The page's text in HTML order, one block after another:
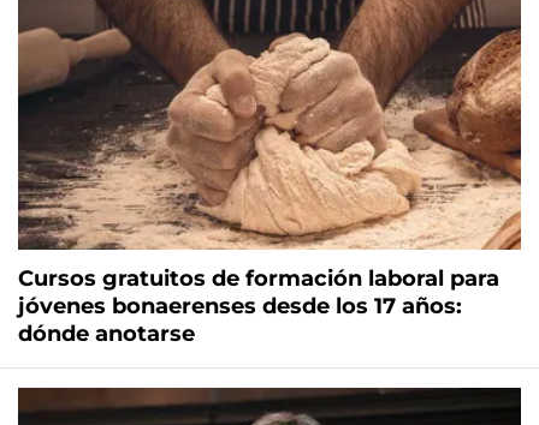
Cursos gratuitos de formación laboral para
jóvenes bonaerenses desde los 17 años:
dónde anotarse